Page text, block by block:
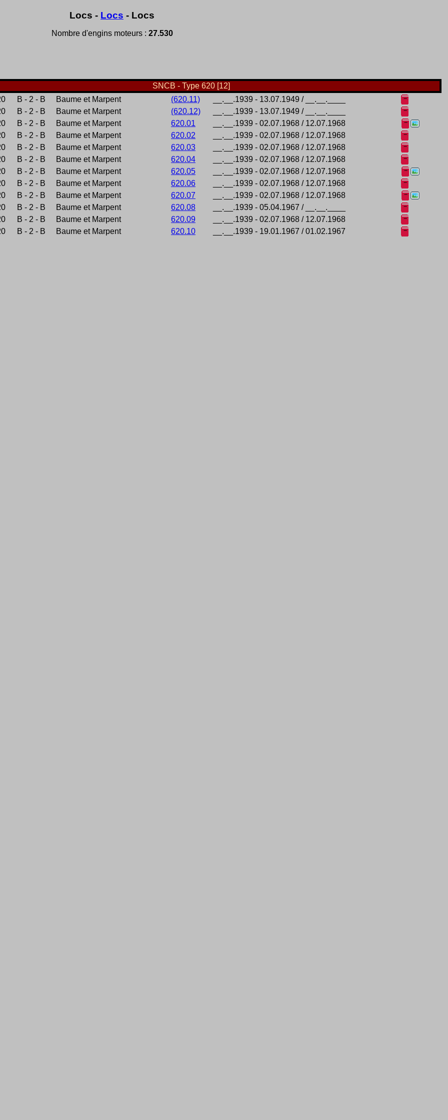
Locs - Locs - Locs
Nombre d'engins moteurs : 27.530
SNCB - Type 620 [12]
B - 2 - B Baume et Marpent (620.11)
__.__.1939 - 13.07.1949 / __.__.____
B - 2 - B Baume et Marpent (620.12)
__.__.1939 - 13.07.1949 / __.__.____
B - 2 - B Baume et Marpent 620.01
__.__.1939 - 02.07.1968 / 12.07.1968
B - 2 - B Baume et Marpent 620.02
__.__.1939 - 02.07.1968 / 12.07.1968
B - 2 - B Baume et Marpent 620.03
__.__.1939 - 02.07.1968 / 12.07.1968
B - 2 - B Baume et Marpent 620.04
__.__.1939 - 02.07.1968 / 12.07.1968
B - 2 - B Baume et Marpent 620.05
__.__.1939 - 02.07.1968 / 12.07.1968
B - 2 - B Baume et Marpent 620.06
__.__.1939 - 02.07.1968 / 12.07.1968
B - 2 - B Baume et Marpent 620.07
__.__.1939 - 02.07.1968 / 12.07.1968
B - 2 - B Baume et Marpent 620.08
__.__.1939 - 05.04.1967 / __.__.____
B - 2 - B Baume et Marpent 620.09
__.__.1939 - 02.07.1968 / 12.07.1968
B - 2 - B Baume et Marpent 620.10 __.__.1939 - 19.01.1967 / 01.02.1967